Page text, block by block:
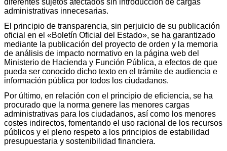
diferentes sujetos afectados sin introducción de cargas
administrativas innecesarias.
El principio de transparencia, sin perjuicio de su publicación
oficial en el «Boletín Oficial del Estado», se ha garantizado
mediante la publicación del proyecto de orden y la memoria
de análisis de impacto normativo en la página web del
Ministerio de Hacienda y Función Pública, a efectos de que
pueda ser conocido dicho texto en el trámite de audiencia e
información pública por todos los ciudadanos.
Por último, en relación con el principio de eficiencia, se ha
procurado que la norma genere las menores cargas
administrativas para los ciudadanos, así como los menores
costes indirectos, fomentando el uso racional de los recursos
públicos y el pleno respeto a los principios de estabilidad
presupuestaria y sostenibilidad financiera.